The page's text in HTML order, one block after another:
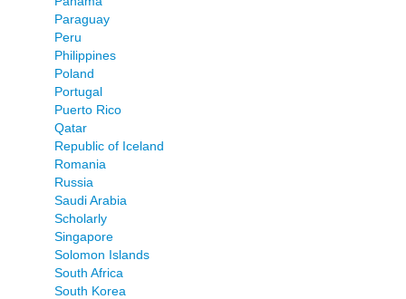
Paraguay
Peru
Philippines
Poland
Portugal
Puerto Rico
Qatar
Republic of Iceland
Romania
Russia
Saudi Arabia
Scholarly
Singapore
Solomon Islands
South Africa
South Korea